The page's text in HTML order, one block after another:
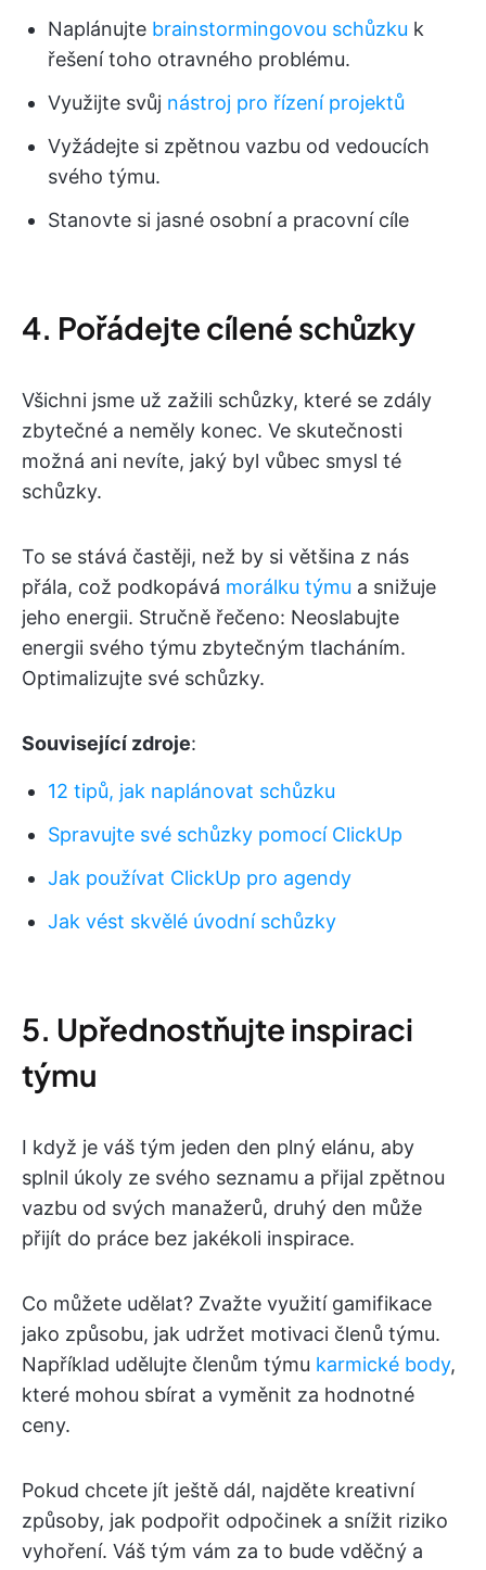
Naplánujte brainstormingovou schůzku k
řešení toho otravného problému.
Využijte svůj nástroj pro řízení projektů
Vyžádejte si zpětnou vazbu od vedoucích
svého týmu.
Stanovte si jasné osobní a pracovní cíle
4. Pořádejte cílené schůzky
Všichni jsme už zažili schůzky, které se zdály
zbytečné a neměly konec. Ve skutečnosti
možná ani nevíte, jaký byl vůbec smysl té
schůzky.
To se stává častěji, než by si většina z nás
přála, což podkopává morálku týmu a snižuje
jeho energii. Stručně řečeno: Neoslabujte
energii svého týmu zbytečným tlacháním.
Optimalizujte své schůzky.
Související zdroje:
12 tipů, jak naplánovat schůzku
Spravujte své schůzky pomocí ClickUp
Jak používat ClickUp pro agendy
Jak vést skvělé úvodní schůzky
5. Upřednostňujte inspiraci
týmu
I když je váš tým jeden den plný elánu, aby
splnil úkoly ze svého seznamu a přijal zpětnou
vazbu od svých manažerů, druhý den může
přijít do práce bez jakékoli inspirace.
Co můžete udělat? Zvažte využití gamifikace
jako způsobu, jak udržet motivaci členů týmu.
Například udělujte členům týmu karmické body,
které mohou sbírat a vyměnit za hodnotné
ceny.
Pokud chcete jít ještě dál, najděte kreativní
způsoby, jak podpořit odpočinek a snížit riziko
vyhoření. Váš tým vám za to bude vděčný a